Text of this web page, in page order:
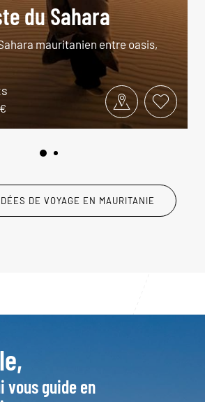
du Sahara
mauritanien entre oasis,
DE VOYAGE EN MAURITANIE
vous guide en